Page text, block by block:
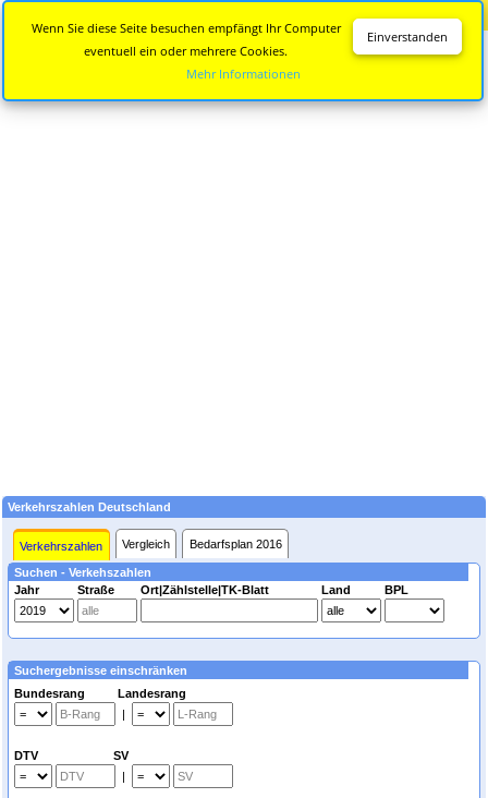
Verkehrszahlen Deutschland
Verkehrszahlen Vergleich Bedarfsplan 2016
Suchen - Verkehszahlen
Jahr
Straße Ort|Zählstelle|TK-Blatt Land BPL
Suchergebnisse einschränken
Bundesrang Landesrang
|
DTV SV
|
Einverstanden
Wenn Sie diese Seite besuchen empfängt Ihr Computer
eventuell ein oder mehrere Cookies.
Mehr Informationen